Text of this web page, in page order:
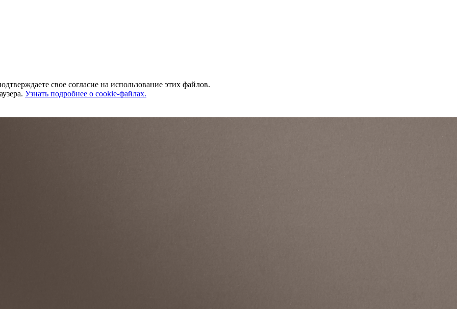
свое согласие на использование этих файлов.
Узнать подробнее о cookie-файлах.